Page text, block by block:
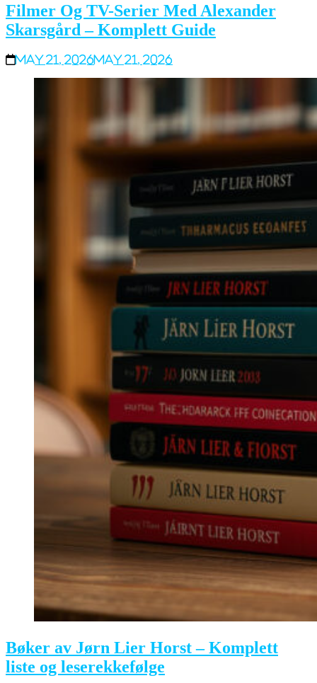
Filmer Og TV-Serier Med Alexander
Skarsgård – Komplett Guide
May 21, 2026May 21, 2026
Bøker av Jørn Lier Horst – Komplett
liste og leserekkefølge